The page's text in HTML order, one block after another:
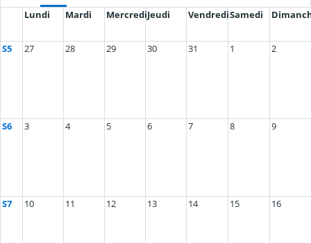
Lundi
Mardi MercrediJeudi VendrediSamedi
S5 27 28 29 30 31 1 2
S6 3 4 5 6 7 8 9
S7 10 11 12 13 14 15 16